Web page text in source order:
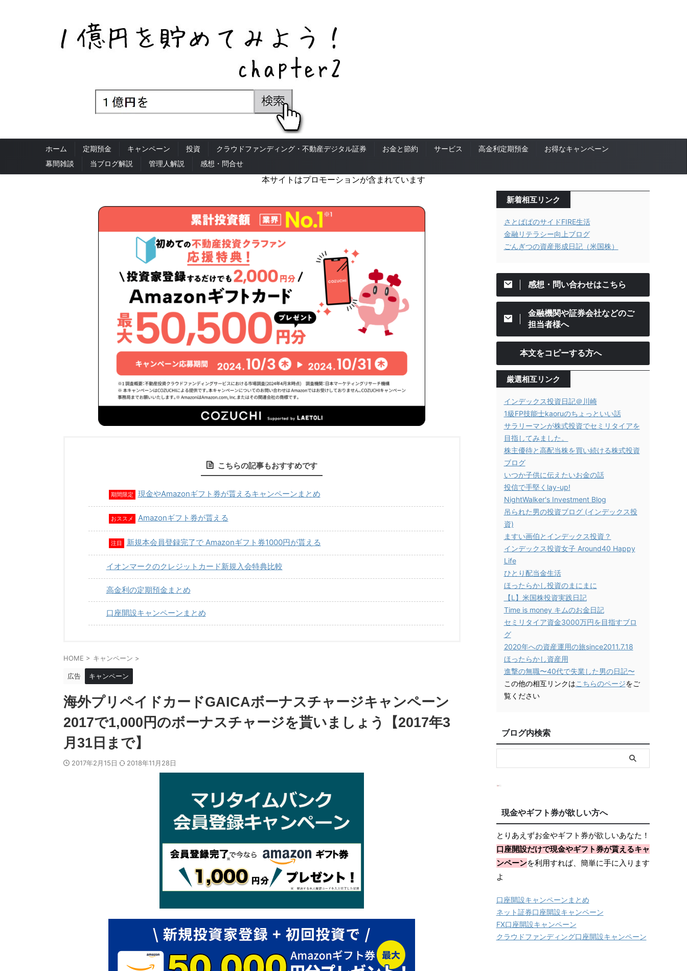
ホーム 定期預金 キャンペーン 投資 クラウドファンディング・不動産デジタル証券 お金と節約 サービス 高金利定期預金
お得なキャンペーン
幕間雑談
当ブログ解説 管理人解説 感想・問合せ
本サイトはプロモーションが含まれています
こちらの記事もおすすめです
期間限定 現金やAmazonギフト券が貰えるキャンペーンまとめ
おススメ Amazonギフト券が貰える
注目 新規本会員登録完了で Amazonギフト券1000円が貰える
イオンマークのクレジットカード新規入会特典比較
高金利の定期預金まとめ
口座開設キャンペーンまとめ
HOME > キャンペーン >
広告 キャンペーン
海外プリペイドカードGAICAボーナスチャージキャンペーン
2017で1,000円のボーナスチャージを貰いましょう【2017年3
月31日まで】
2017年2月15日 2018年11月28日
新着相互リンク
さとぱぱのサイドFIRE生活
金融リテラシー向上ブログ
ごんぎつの資産形成日記（米国株）
感想・問い合わせはこちら
金融機関や証券会社などのご
担当者様へ
本文をコピーする方へ
厳選相互リンク
インデックス投資日記＠川崎
1級FP技能士kaoruのちょっといい話
サラリーマンが株式投資でセミリタイアを
目指してみました。
株主優待と高配当株を買い続ける株式投資
ブログ
いつか子供に伝えたいお金の話
投信で手堅くlay-up!
NightWalker's Investment Blog
吊られた男の投資ブログ (インデックス投
資)
ますい画伯とインデックス投資？
インデックス投資女子 Around40 Happy
Life
ひとり配当金生活
ほったらかし投資のまにまに
【L】米国株投資実践日記
Time is money キムのお金日記
セミリタイア資金3000万円を目指すブロ
グ
2020年への資産運用の旅since2011.7.18
ほったらかし資産用
進撃の無職〜40代で失業した男の日記〜
この他の相互リンクはこちらのページをご
覧ください
ブログ内検索
現金やギフト券が欲しい方へ
とりあえずお金やギフト券が欲しいあなた！
口座開設だけで現金やギフト券が貰えるキャ
ンペーンを利用すれば、簡単に手に入ります
よ
口座開設キャンペーンまとめ
ネット証券口座開設キャンペーン
FX口座開設キャンペーン
クラウドファンディング口座開設キャンペーン